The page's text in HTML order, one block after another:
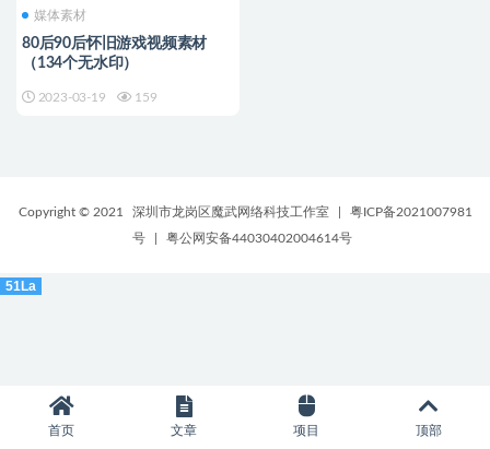
媒体素材
80后90后怀旧游戏视频素材
（134个无水印）
2023-03-19 159
Copyright © 2021 深圳市龙岗区魔武网络科技工作室
粤ICP备2021007981
号
粤公网安备44030402004614号
首页 文章 项目 顶部
51La